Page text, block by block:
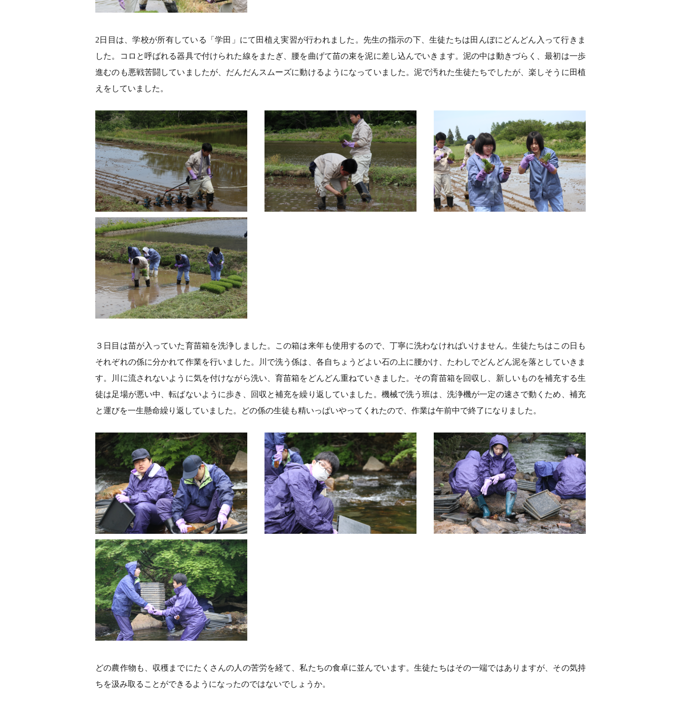
2日目は、学校が所有している「学田」にて田植え実習が行われました。先生の指示の下、生徒たちは田んぼにどんどん入って行きま
した。コロと呼ばれる器具で付けられた線をまたぎ、腰を曲げて苗の束を泥に差し込んでいきます。泥の中は動きづらく、最初は一歩
進むのも悪戦苦闘していましたが、だんだんスムーズに動けるようになっていました。泥で汚れた生徒たちでしたが、楽しそうに田植
えをしていました。
３日目は苗が入っていた育苗箱を洗浄しました。この箱は来年も使用するので、丁寧に洗わなければいけません。生徒たちはこの日も
それぞれの係に分かれて作業を行いました。川で洗う係は、各自ちょうどよい石の上に腰かけ、たわしでどんどん泥を落としていきま
す。川に流されないように気を付けながら洗い、育苗箱をどんどん重ねていきました。その育苗箱を回収し、新しいものを補充する生
徒は足場が悪い中、転ばないように歩き、回収と補充を繰り返していました。機械で洗う班は、洗浄機が一定の速さで動くため、補充
と運びを一生懸命繰り返していました。どの係の生徒も精いっぱいやってくれたので、作業は午前中で終了になりました。
どの農作物も、収穫までにたくさんの人の苦労を経て、私たちの食卓に並んでいます。生徒たちはその一端ではありますが、その気持
ちを汲み取ることができるようになったのではないでしょうか。